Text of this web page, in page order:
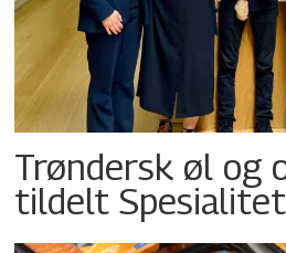
Trøndersk øl og
tildelt Spesialitet